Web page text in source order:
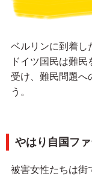
ベルリンに到着し
ドイツ国民は難
受け、難民問題へ
う。
やはり自国フ
被害女性たちは街